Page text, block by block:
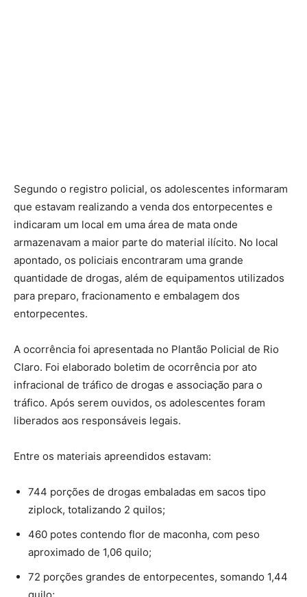
Segundo o registro policial, os adolescentes informaram
que estavam realizando a venda dos entorpecentes e
indicaram um local em uma área de mata onde
armazenavam a maior parte do material ilícito. No local
apontado, os policiais encontraram uma grande
quantidade de drogas, além de equipamentos utilizados
para preparo, fracionamento e embalagem dos
entorpecentes.
A ocorrência foi apresentada no Plantão Policial de Rio
Claro. Foi elaborado boletim de ocorrência por ato
infracional de tráfico de drogas e associação para o
tráfico. Após serem ouvidos, os adolescentes foram
liberados aos responsáveis legais.
Entre os materiais apreendidos estavam:
744 porções de drogas embaladas em sacos tipo
ziplock, totalizando 2 quilos;
460 potes contendo flor de maconha, com peso
aproximado de 1,06 quilo;
72 porções grandes de entorpecentes, somando 1,44